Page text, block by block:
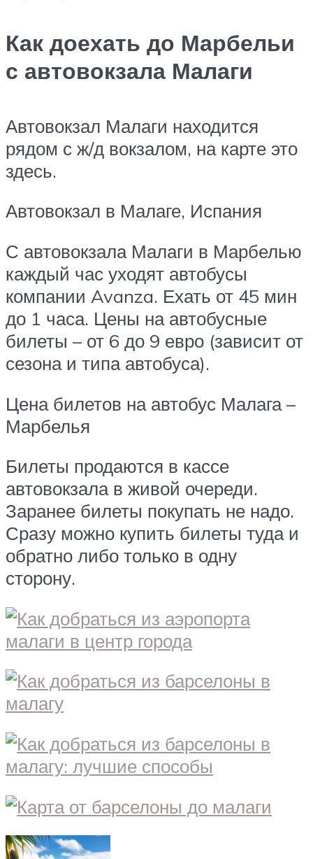
Как доехать до Марбельи
с автовокзала Малаги
Автовокзал Малаги находится
рядом с ж/д вокзалом, на карте это
здесь.
Автовокзал в Малаге, Испания
С автовокзала Малаги в Марбелью
каждый час уходят автобусы
компании Avanza. Ехать от 45 мин
до 1 часа. Цены на автобусные
билеты – от 6 до 9 евро (зависит от
сезона и типа автобуса).
Цена билетов на автобус Малага –
Марбелья
Билеты продаются в кассе
автовокзала в живой очереди.
Заранее билеты покупать не надо.
Сразу можно купить билеты туда и
обратно либо только в одну
сторону.